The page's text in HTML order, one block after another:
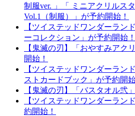
制服ver. 」「 ミニアクリルス
Vol.1（制服）」が予約開始！
【ツイステッドワンダーラン
ーコレクション」が予約開始！
【鬼滅の刃】「おやすみアク
開始！
【ツイステッドワンダーラン
ストカードブック」が予約開始
【鬼滅の刃】「バスタオル弐
【ツイステッドワンダーラン
約開始！